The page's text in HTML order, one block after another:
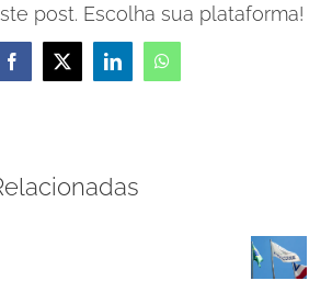
post. Escolha sua plataforma!
Facebook
X LinkedInWhatsApp